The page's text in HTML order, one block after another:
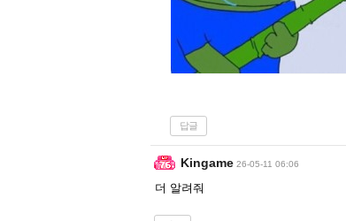
답글
Kingame 26-05-11 06:06
더 알려줘